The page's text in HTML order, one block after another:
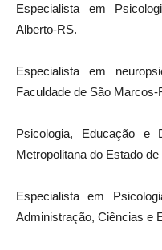
Especialista em
Alberto-RS.
Especialista em
Faculdade de São Marcos-
Psicologia, Educação e
Metropolitana do Estado de
Especialista em
Administração, Ciências e